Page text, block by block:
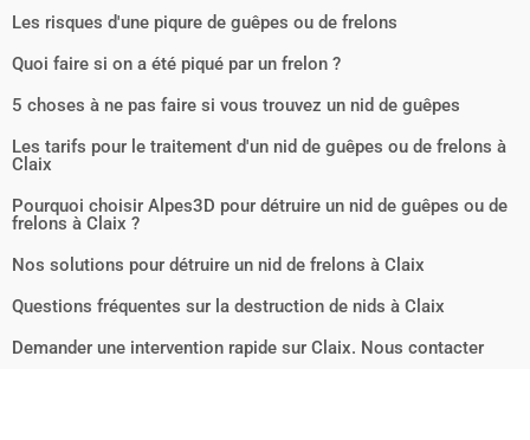
Les risques d'une piqure de guêpes ou de frelons
Quoi faire si on a été piqué par un frelon ?
5 choses à ne pas faire si vous trouvez un nid de guêpes
Les tarifs pour le traitement d'un nid de guêpes ou de frelons à
Claix
Pourquoi choisir Alpes3D pour détruire un nid de guêpes ou de
frelons à Claix ?
Nos solutions pour détruire un nid de frelons à Claix
Questions fréquentes sur la destruction de nids à Claix
Demander une intervention rapide sur Claix. Nous contacter